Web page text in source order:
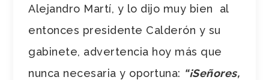
Alejandro Martí, y lo dijo muy bien al
entonces presidente Calderón y su
gabinete, advertencia hoy más que
nunca necesaria y oportuna: “¡Señores,